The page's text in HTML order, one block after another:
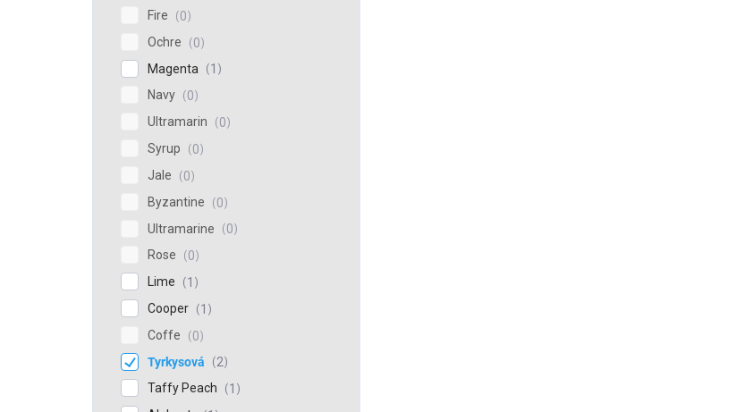
Fire
0
Ochre
0
Magenta
1
Navy
0
Ultramarin
0
Syrup
0
Jale
0
Byzantine
0
Ultramarine
0
Rose
0
Lime
1
Cooper
1
Coffe
0
Tyrkysová
2
Taffy Peach
1